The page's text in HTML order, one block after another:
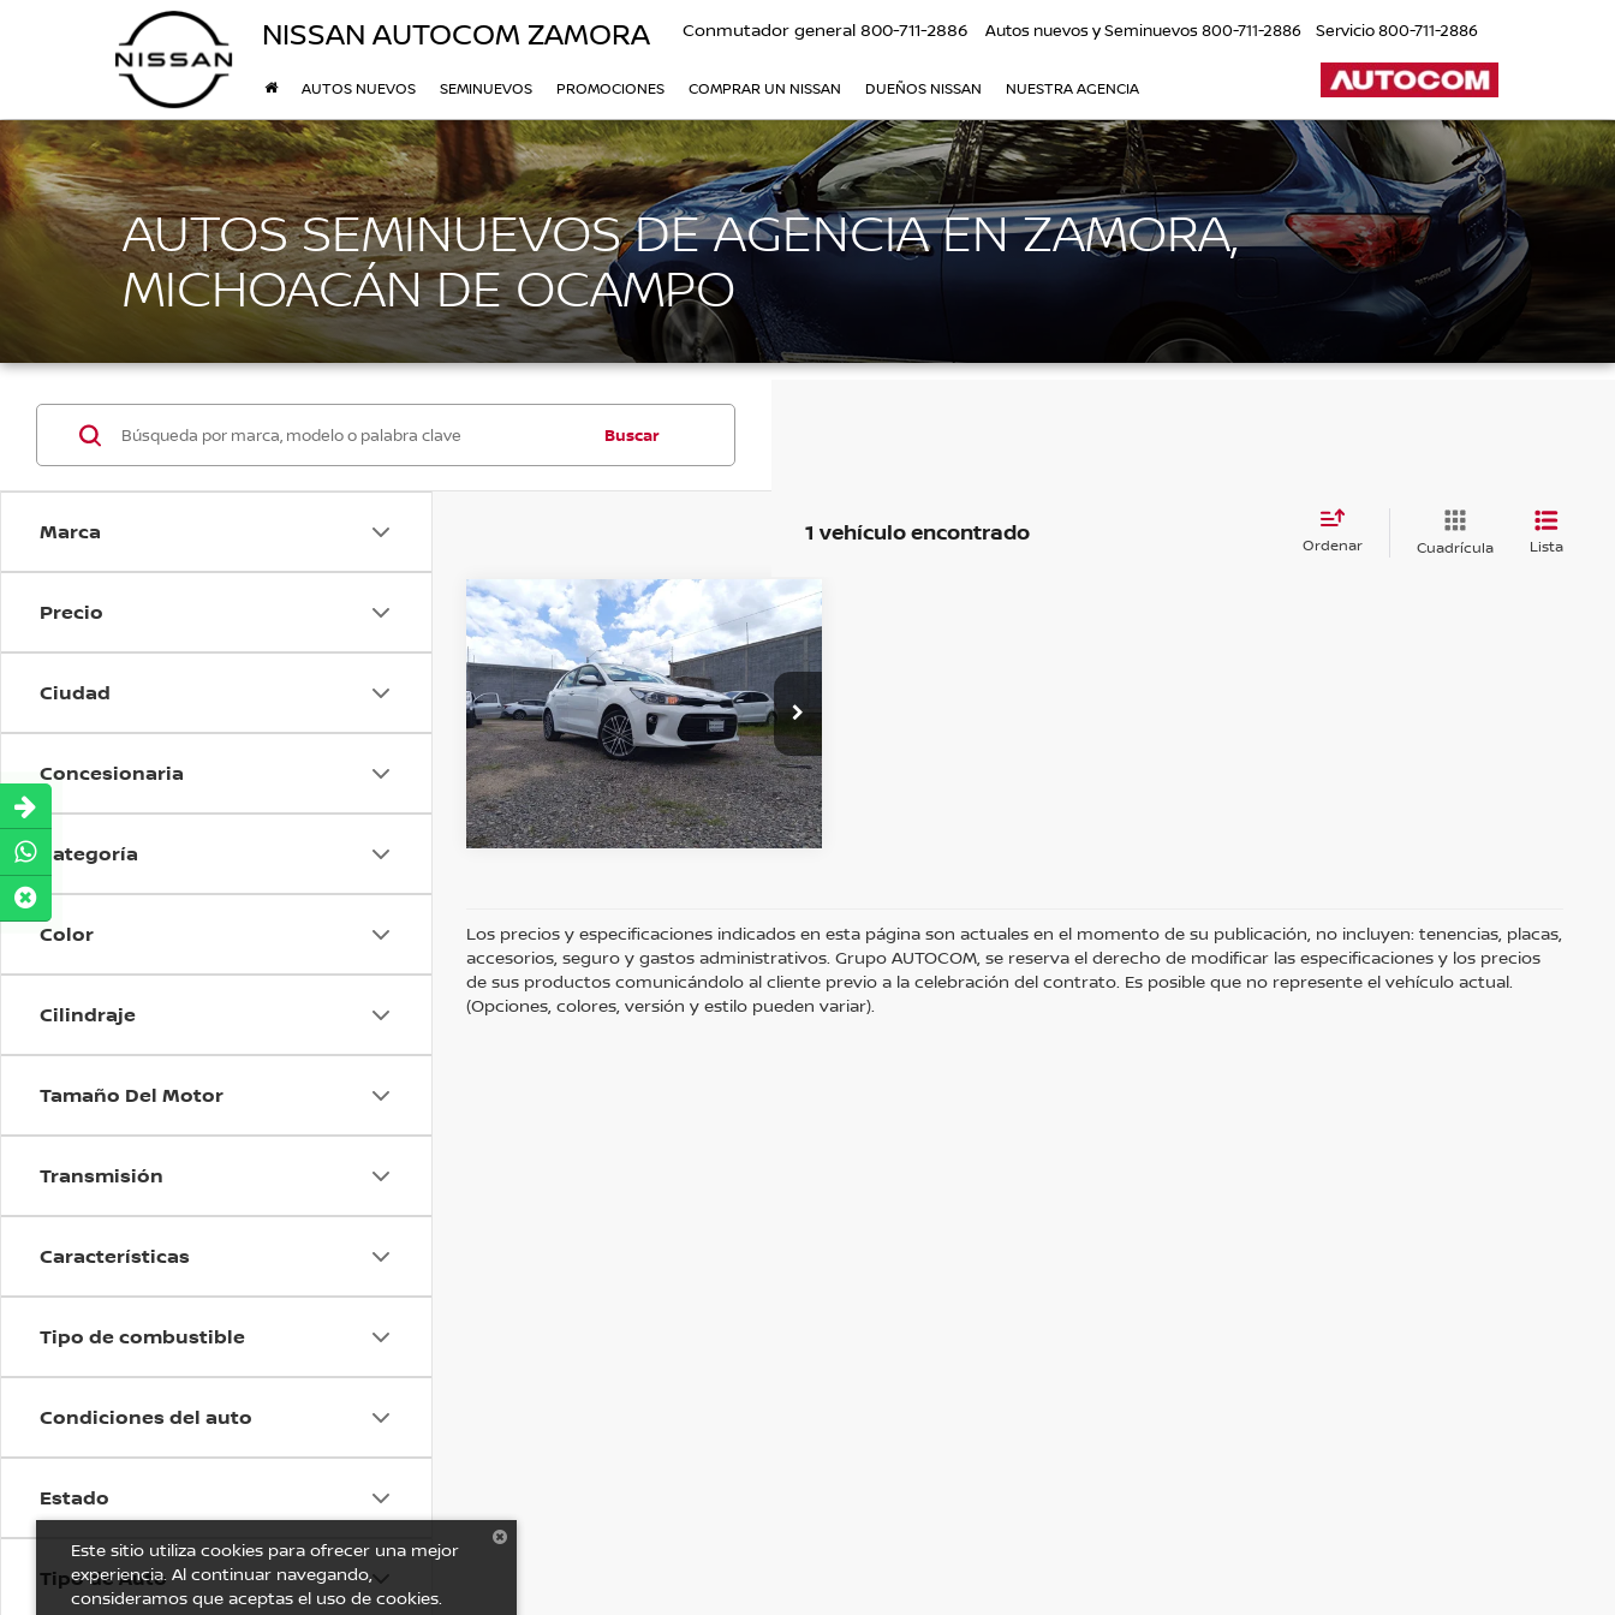
NISSAN AUTOCOM ZAMORA Conmutador general 800-711-2886 Autos nuevos y Seminuevos800-711-2886 Servicio800-711-2886
AUTOS NUEVOS SEMINUEVOS PROMOCIONES COMPRAR UN NISSAN DUEÑOS NISSAN NUESTRA AGENCIA
AUTOS SEMINUEVOS DE AGENCIA EN ZAMORA,
MICHOACÁN DE OCAMPO
Marca
Precio
Ciudad
Concesionaria
Categoría
Color
Cilindraje
Tamaño Del Motor
Transmisión
Características
Tipo de combustible
Condiciones del auto
Estado
Tipo de Auto
Buscar
1 vehículo encontrado Ordenar Cuadrícula Lista
2018KIA RIOEX PACK 1.6
AT
KIA Poliforum
Valores:328161
Disponible Ext. Int.
Precio: $232,400
OBTÉN UNA COTIZACIÓN
OBTÉN FINANCIAMIENTO
CHATEA SOBRE EL AUTO
Comparar vehículo
Los precios y especificaciones indicados en esta página son actuales en el momento de su publicación, no incluyen: tenencias, placas,
accesorios, seguro y gastos administrativos. Grupo AUTOCOM, se reserva el derecho de modificar las especificaciones y los precios
de sus productos comunicándolo al cliente previo a la celebración del contrato. Es posible que no represente el vehículo actual.
(Opciones, colores, versión y estilo pueden variar).
Este sitio utiliza cookies para ofrecer una mejor
experiencia. Al continuar navegando,
consideramos que aceptas el uso de cookies.